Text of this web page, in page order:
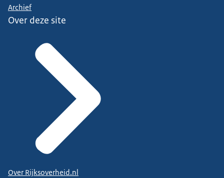
Archief
Over deze site
Over Rijksoverheid.nl